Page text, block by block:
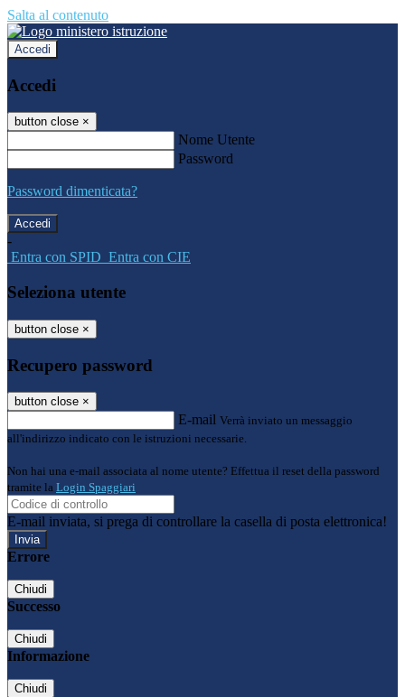
Salta al contenuto
Accedi
Accedi
button close ×
Nome Utente
Password
Password dimenticata?
-
Entra con SPID Entra con CIE
Seleziona utente
button close ×
Recupero password
button close ×
E-mail Verrà inviato un messaggio
all'indirizzo indicato con le istruzioni necessarie.
Non hai una e-mail associata al nome utente? Effettua il reset della password
tramite la Login Spaggiari
E-mail inviata, si prega di controllare la casella di posta elettronica!
Errore
Chiudi
Successo
Chiudi
Informazione
Chiudi